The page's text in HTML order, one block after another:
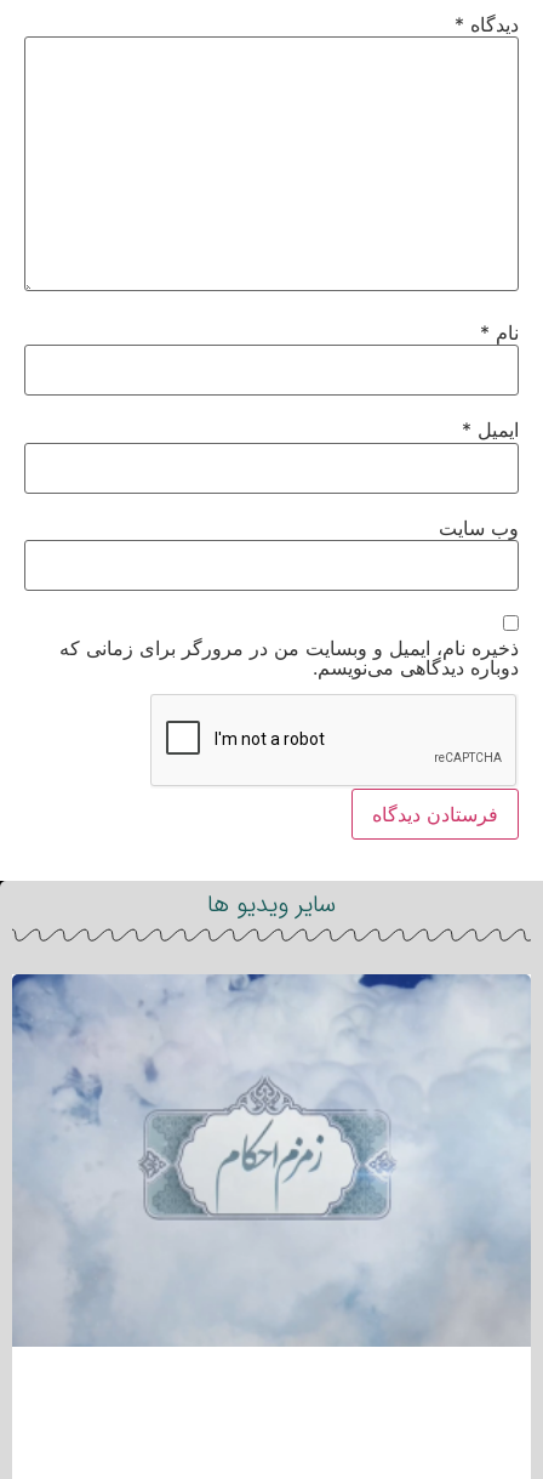
دیدگاه *
نام *
ایمیل *
وب‌ سایت
ذخیره نام، ایمیل و وبسایت من در مرورگر برای زمانی که
دوباره دیدگاهی می‌نویسم.
سایر ویدیو ها